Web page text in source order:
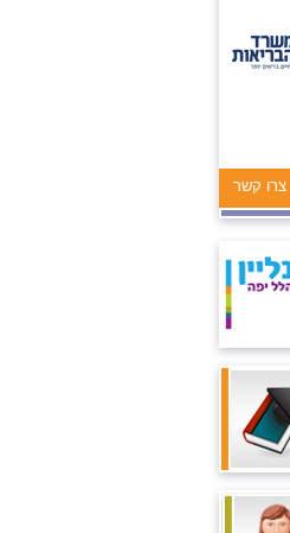
צרו קשר